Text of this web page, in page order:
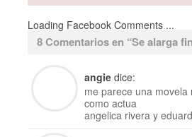
Loading Facebook Comments ...
8 Comentarios en “Se alarga
angie dice:
me parece una
como actua
angelica rivera y